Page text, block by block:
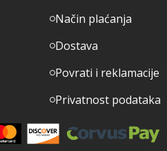
Način plaćanja
Dostava
Povrati i reklamacije
Privatnost podataka